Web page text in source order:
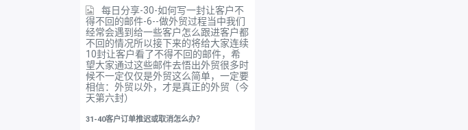
每日分享-30-如何写一封让客户不
得不回的邮件-6--做外贸过程当中我们
经常会遇到给一些客户怎么跟进客户都
不回的情况所以接下来的将给大家连续
10封让客户看了不得不回的邮件，希
望大家通过这些邮件去悟出外贸很多时
候不一定仅仅是外贸这么简单，一定要
相信：外贸以外，才是真正的外贸（今
天第六封）
31-40客户订单推迟或取消怎么办？